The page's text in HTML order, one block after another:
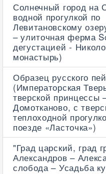
Солнечный город на
водной прогулкой по
Левитановскому
– улиточная ферма
дегустацией -
монастырь)
Образец русского
(Императорская
тверской
Домотканово, с
теплоходной
поезде «Ласточка»)
"Град царский, град
Александров –
слобода – Усадьба